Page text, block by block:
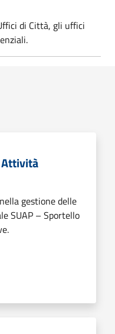
di Città, gli uffici
Attività
gestione delle
SUAP – Sportello